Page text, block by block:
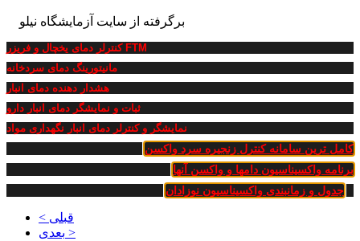
برگرفته از سایت آزمایشگاه نیلو
کنترلر دمای یخچال و فریزر FTM
مانیتورینگ دمای سردخانه
هشدار دهنده دمای انبار
ثبات و نمایشگر دمای انبار دارو
نمایشگر و کنترلر دمای انبار نگهداری مواد
کامل ترین سامانه کنترل زنجیره سرد واکسن
برنامه واکسیناسیون دامها و واکسن آنها
جدول و زمانبندی واکسیناسیون نوزادان
< قبلی
بعدی >